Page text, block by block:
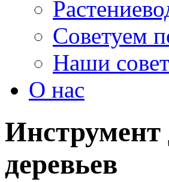
Советуем
Наши
О нас
деревьев